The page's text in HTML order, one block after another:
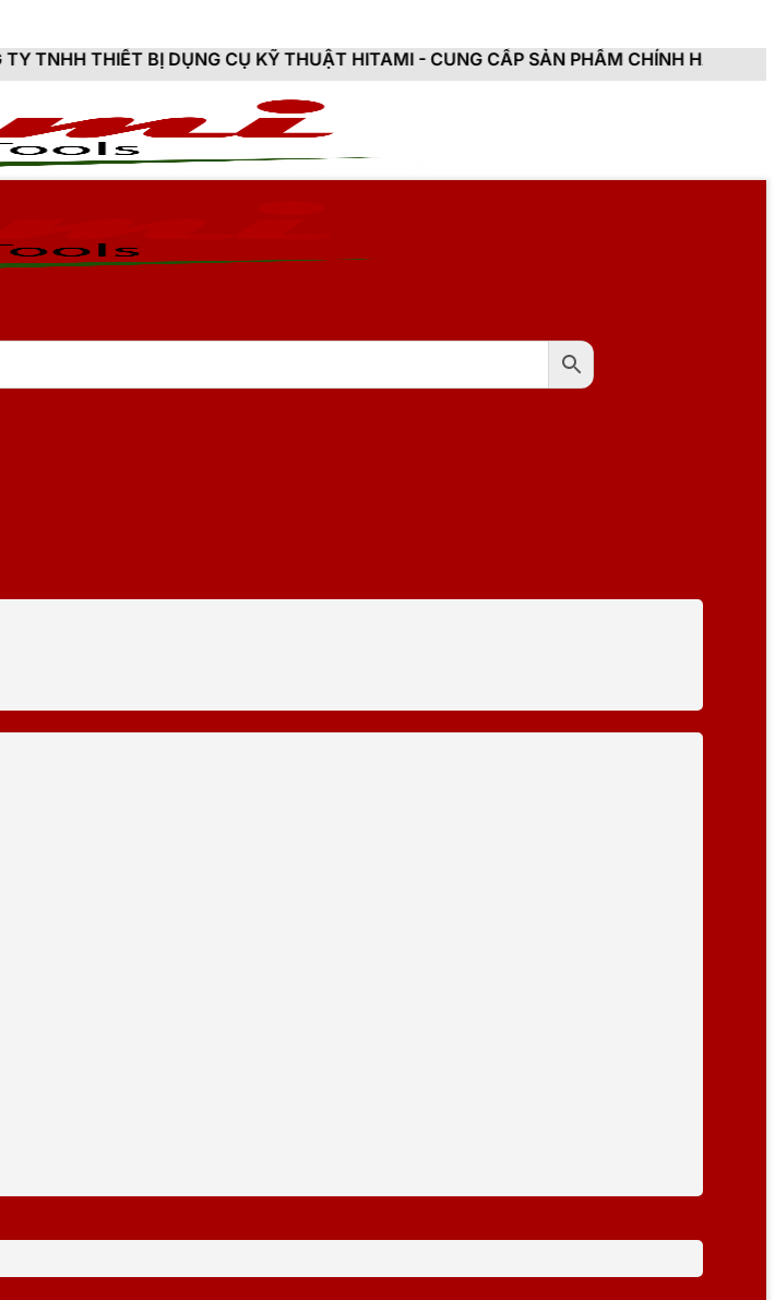
BỊ DỤNG CỤ KỸ THUẬT HITAMI - CUNG CẤP SẢN PHẨM CHÍNH HÃNG, MỚI 100%,